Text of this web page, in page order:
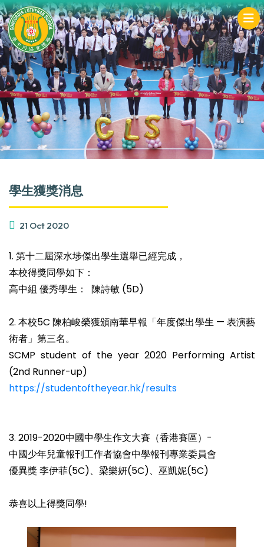
學生獲獎消息
21 Oct 2020
1. 第十二屆深水埗傑出學生選舉已經完成，
本校得獎同學如下：
高中組 優秀學生： 陳詩敏 (5D)
2. 本校5C 陳柏峻榮獲頒南華早報「年度傑出學生 — 表演藝
術者」第三名。
SCMP student of the year 2020 Performing Artist
(2nd Runner-up)
https://studentoftheyear.hk/results
3. 2019-2020中國中學生作文大賽（香港賽區）-
中國少年兒童報刊工作者協會中學報刊專業委員會
優異獎 李伊菲(5C)、梁樂妍(5C)、巫凱妮(5C)
恭喜以上得獎同學!